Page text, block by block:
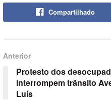
Compartilhado
Anterior
Protesto dos
Interrompem trânsito
Luís